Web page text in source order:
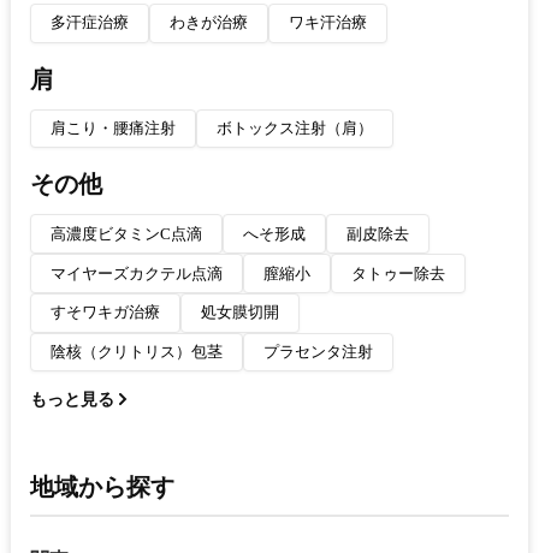
多汗症治療 わきが治療 ワキ汗治療
肩
肩こり・腰痛注射 ボトックス注射（肩）
その他
高濃度ビタミンC点滴 へそ形成 副皮除去
マイヤーズカクテル点滴 膣縮小 タトゥー除去
すそワキガ治療 処女膜切開
陰核（クリトリス）包茎 プラセンタ注射
もっと見る
地域から探す